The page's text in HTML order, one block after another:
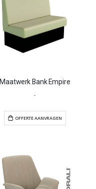
OFFERTE
Maatwerk Bank Empire
-